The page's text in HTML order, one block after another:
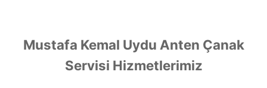
Mustafa Kemal Uydu Anten Çanak
Servisi Hizmetlerimiz